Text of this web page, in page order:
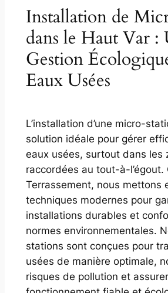
Installation de
dans le Haut Var :
Gestion
Eaux Usées
L’installation d’une micro-
solution idéale pour gérer
eaux usées, surtout dans les
raccordées au tout-à-l’égout.
Terrassement, nous mettons
techniques modernes pour
installations durables et
normes environnementales.
stations sont conçues pour
usées de manière optimale,
risques de pollution et